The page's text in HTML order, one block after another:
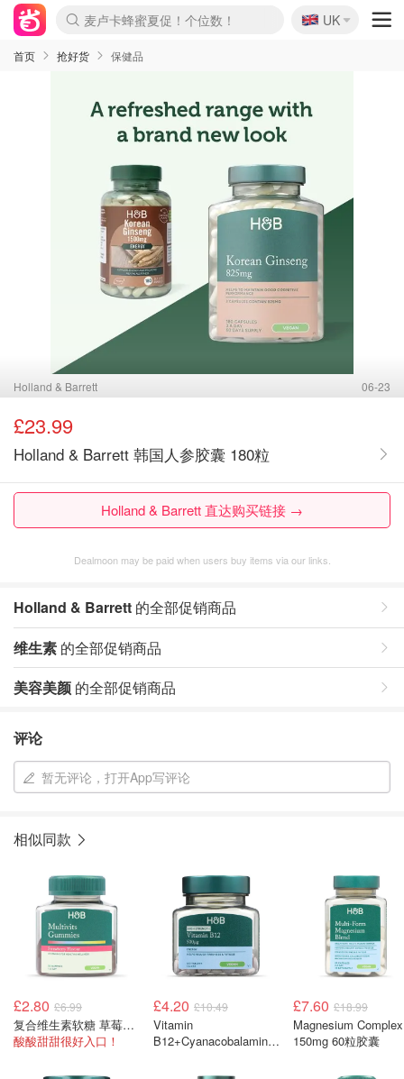
Prada/Miu 4.8折！
啥？必胜客披萨5折！
🇬🇧
UK
首页 抢好货 保健品
Holland & Barrett 06-23
£23.99
Holland & Barrett 韩国人参胶囊 180粒
Holland & Barrett 直达购买链接 →
Dealmoon may be paid when users buy items via our links.
Holland & Barrett 的全部促销商品
维生素 的全部促销商品
美容美颜 的全部促销商品
评论
暂无评论，打开App写评论
相似同款
£2.80 £6.99
复合维生素软糖 草莓味 30粒
酸酸甜甜很好入口！
£4.20 £10.49
Vitamin
B12+Cyanacobalamin
£7.60 £18.99
Magnesium Complex
150mg 60粒胶囊